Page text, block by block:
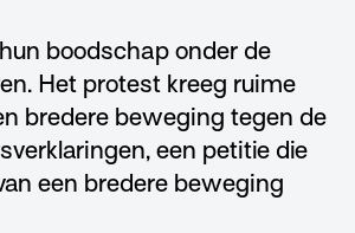
boodschap onder de
Het protest kreeg ruime
bredere beweging tegen de
een petitie die
een bredere beweging